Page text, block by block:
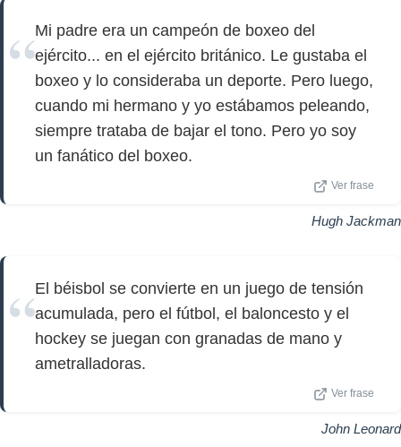
Mi padre era un campeón de boxeo del
ejército... en el ejército británico. Le gustaba el
boxeo y lo consideraba un deporte. Pero luego,
cuando mi hermano y yo estábamos peleando,
siempre trataba de bajar el tono. Pero yo soy
un fanático del boxeo.
Ver frase
Hugh Jackman
El béisbol se convierte en un juego de tensión
acumulada, pero el fútbol, el baloncesto y el
hockey se juegan con granadas de mano y
ametralladoras.
Ver frase
John Leonard